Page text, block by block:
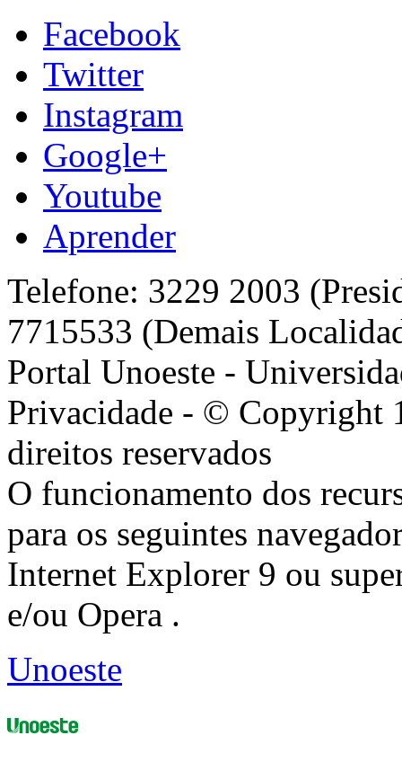
Facebook
Twitter
Instagram
Google+
Youtube
Aprender
Telefone: 3229 2003
7715533 (Demais
Portal Unoeste -
Privacidade - © Copyright
direitos reservados
O funcionamento dos
para os seguintes
Internet Explorer 9 ou
e/ou Opera .
Unoeste